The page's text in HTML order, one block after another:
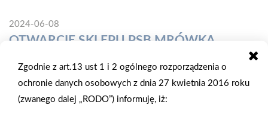
2024-06-08
OTWARCIE SKLEPU PSB MRÓWKA
8 czerwca 2024 r. otwarta została PSB Mrówka w
miejscowości Pszczółki, w woj. pomorskim. Inwestorem jest
Zgodnie z art.13 ust 1 i 2 ogólnego rozporządzenia o
ochronie danych osobowych z dnia 27 kwietnia 2016 roku
(zwanego dalej „RODO”) informuję, iż: